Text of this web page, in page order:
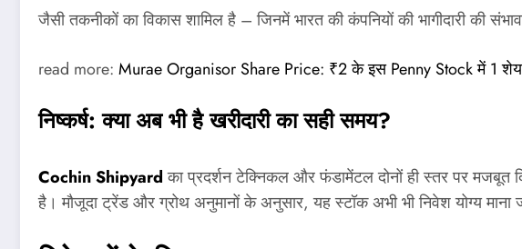
जैसी तकनीकों का विकास शामिल है – जिनमें भारत की कंपनियों की भागीदारी की
read more: Murae Organisor Share Price: ₹2 के इस Penny Stock में 1
निष्कर्ष: क्या अब भी है खरीदारी का सही समय?
Cochin Shipyardका प्रदर्शन टेक्निकल और फंडामेंटल दोनों ही स्तर पर मजबूत
है। मौजूदा ट्रेंड और ग्रोथ अनुमानों के अनुसार, यह स्टॉक अभी भी निवेश योग्य माना